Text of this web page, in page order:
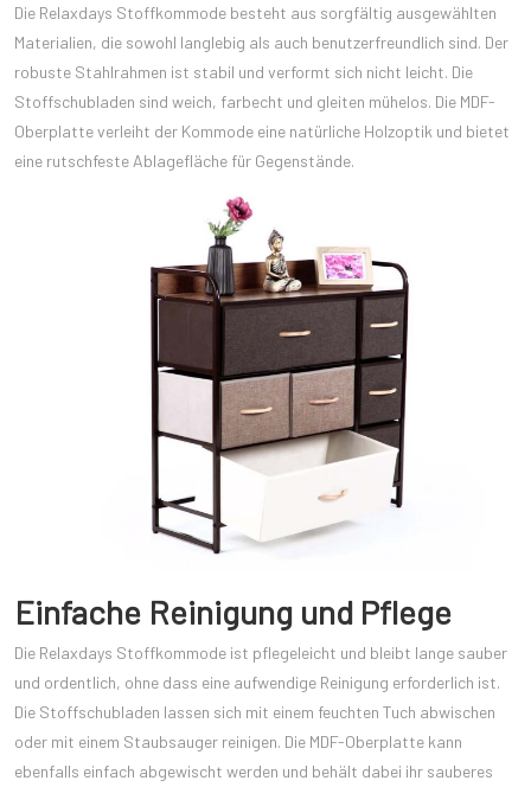
Die Relaxdays Stoffkommode besteht aus sorgfältig ausgewählten
Materialien, die sowohl langlebig als auch benutzerfreundlich sind. Der
robuste Stahlrahmen ist stabil und verformt sich nicht leicht. Die
Stoffschubladen sind weich, farbecht und gleiten mühelos. Die MDF-
Oberplatte verleiht der Kommode eine natürliche Holzoptik und bietet
eine rutschfeste Ablagefläche für Gegenstände.
Einfache Reinigung und Pflege
Die Relaxdays Stoffkommode ist pflegeleicht und bleibt lange sauber
und ordentlich, ohne dass eine aufwendige Reinigung erforderlich ist.
Die Stoffschubladen lassen sich mit einem feuchten Tuch abwischen
oder mit einem Staubsauger reinigen. Die MDF-Oberplatte kann
ebenfalls einfach abgewischt werden und behält dabei ihr sauberes